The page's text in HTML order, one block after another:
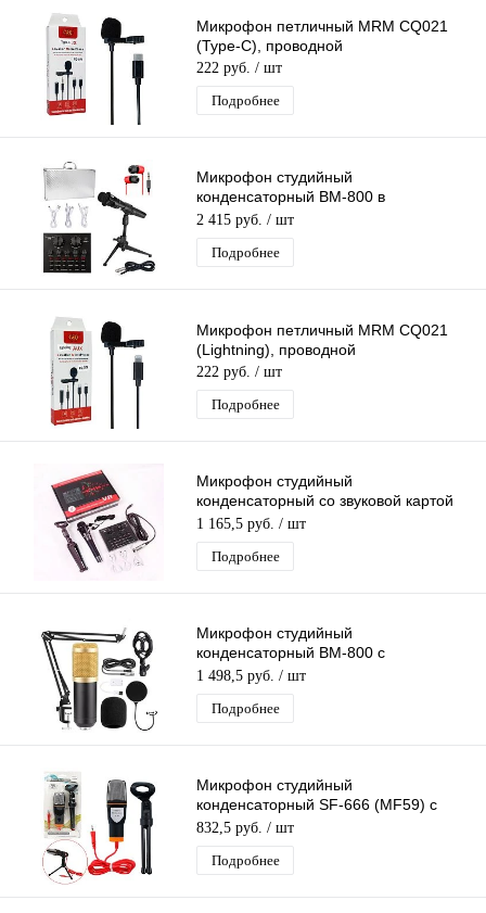
Микрофон петличный MRM CQ021
(Type-C), проводной
222 руб. / шт
Подробнее
Микрофон студийный
конденсаторный BM-800 в
Алюминиевом кейсе,со звуковой
картой V8,комплектация MF58
2 415 руб. / шт
Подробнее
Микрофон петличный MRM CQ021
(Lightning), проводной
222 руб. / шт
Подробнее
Микрофон студийный
конденсаторный со звуковой картой
V8, настольной треногой,
комплектация MF51
1 165,5 руб. / шт
Подробнее
Микрофон студийный
конденсаторный BM-800 с
настольным кронштейном (MF53)
1 498,5 руб. / шт
Подробнее
Микрофон студийный
конденсаторный SF-666 (MF59) с
подставкой
832,5 руб. / шт
Подробнее